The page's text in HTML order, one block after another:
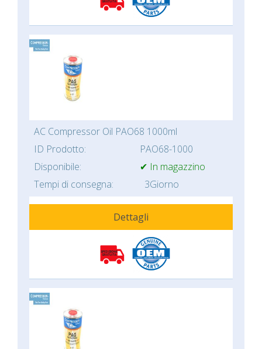
AC Compressor Oil PAO68 1000ml
ID Prodotto:
PAO68-1000
Disponibile:
✔ In magazzino
Tempi di consegna:
3Giorno
Dettagli